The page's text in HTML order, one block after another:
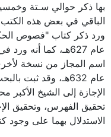
بها ذكر حوالي سـتة
الباقي في بعض هذه الكتب
ورد ذكر كتاب "فصوص
عام 627هـ، كما أنه
اسم المجاز من نسخة
عام 632هـ، وقد
الإجازة إلى الشيخ الأكبر
تحقيق الفهرس، وتحقيق
الاستدلال بهما على